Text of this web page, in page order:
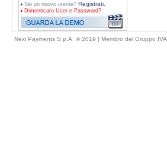
Sei un nuovo utente? Registrati.
Dimenticato User e Password?
Nexi Payments S.p.A. © 2019 | Membro del Gruppo